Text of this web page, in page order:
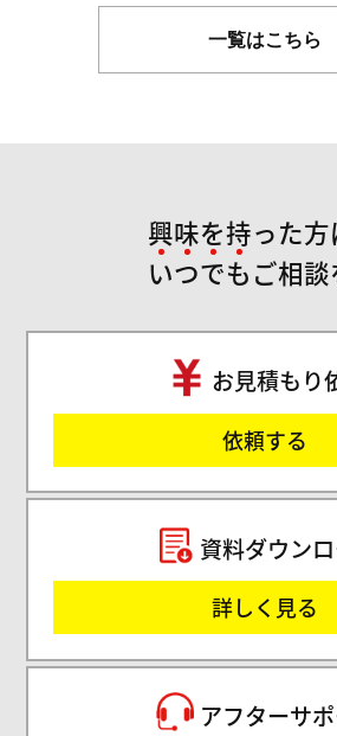
一覧はこちら
興味を持った方
いつでもご相談
お見積もり
依頼する
資料ダウン
詳しく見る
アフターサ